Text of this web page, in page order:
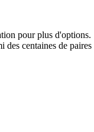
pour plus d'options.
des centaines de paires